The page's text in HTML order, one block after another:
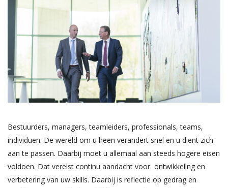
Bestuurders, managers, teamleiders, professionals, teams,
individuen. De wereld om u heen verandert snel en u dient zich
aan te passen. Daarbij moet u allemaal aan steeds hogere eisen
voldoen. Dat vereist continu aandacht voor ontwikkeling en
verbetering van uw skills. Daarbij is reflectie op gedrag en